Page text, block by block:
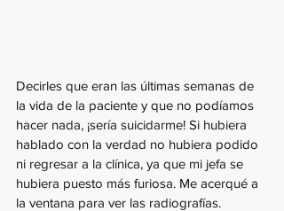
Decirles que eran las últimas semanas de
la vida de la paciente y que no podíamos
hacer nada, ¡sería suicidarme! Si hubiera
hablado con la verdad no hubiera podido
ni regresar a la clínica, ya que mi jefa se
hubiera puesto más furiosa. Me acerqué a
la ventana para ver las radiografías.